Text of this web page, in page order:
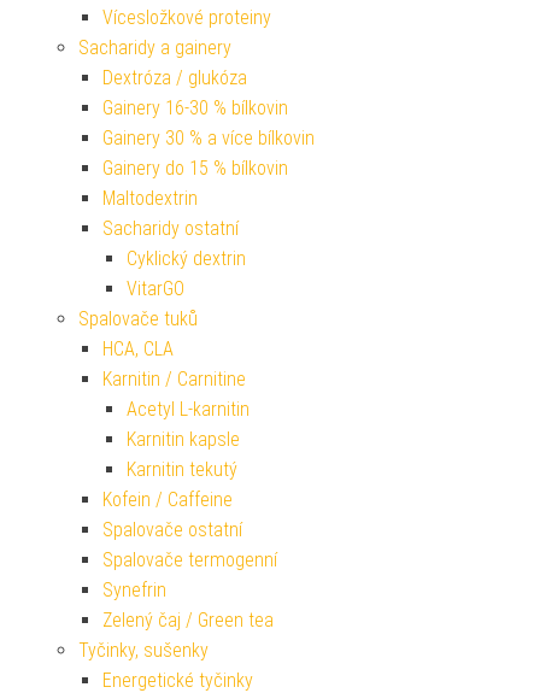
Vícesložkové proteiny
Sacharidy a gainery
Dextróza / glukóza
Gainery 16-30 % bílkovin
Gainery 30 % a více bílkovin
Gainery do 15 % bílkovin
Maltodextrin
Sacharidy ostatní
Cyklický dextrin
VitarGO
Spalovače tuků
HCA, CLA
Karnitin / Carnitine
Acetyl L-karnitin
Karnitin kapsle
Karnitin tekutý
Kofein / Caffeine
Spalovače ostatní
Spalovače termogenní
Synefrin
Zelený čaj / Green tea
Tyčinky, sušenky
Energetické tyčinky